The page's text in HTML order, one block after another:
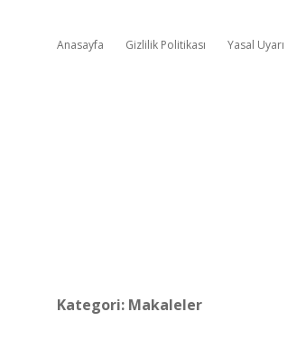
Anasayfa Gizlilik Politikası Yasal Uyarı
Kategori: Makaleler